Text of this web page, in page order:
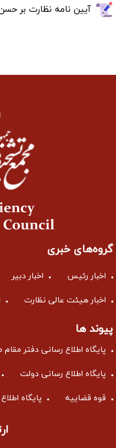
آیین نامه نظارت بر
گروه‌های خبری
اخبار رئیس اخبار دبیر
اخبار هیئت عالی نظارت
پیوند ها
پایگاه اطلاع رسانی دفتر
پایگاه اطلاع رسانی دولت
قوه قضاییه پایگاه